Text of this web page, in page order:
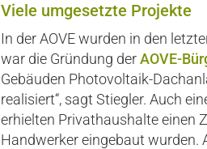
Viele umgesetzte Projekte
In der AOVE wurden in den
war die Gründung derAOVE-
Gebäuden Photovoltaik-
realisiert“, sagt Stiegler. Auch
erhielten Privathaushalte einen
Handwerker eingebaut wurden.